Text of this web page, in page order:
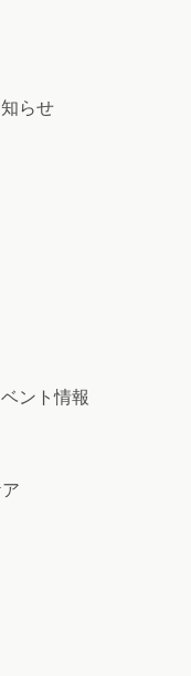
らせ
ント情報